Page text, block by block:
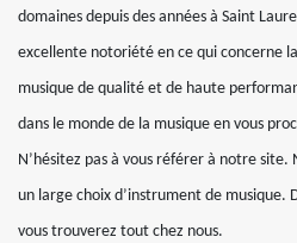
domaines depuis des années à Saint
excellente notoriété en ce qui concerne
musique de qualité et de haute
dans le monde de la musique en vous
N’hésitez pas à vous référer à notre
un large choix d’instrument de musique.
vous trouverez tout chez nous.